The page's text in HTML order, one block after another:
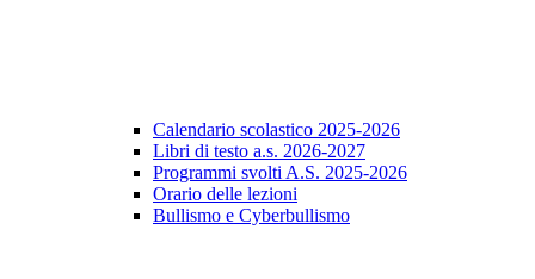
Calendario scolastico 2025-2026
Libri di testo a.s. 2026-2027
Programmi svolti A.S. 2025-2026
Orario delle lezioni
Bullismo e Cyberbullismo